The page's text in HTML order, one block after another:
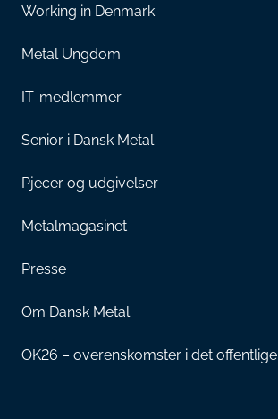
Working in Denmark
Metal Ungdom
IT-medlemmer
Senior i Dansk Metal
Pjecer og udgivelser
Metalmagasinet
Presse
Om Dansk Metal
OK26 – overenskomster i det offentlige